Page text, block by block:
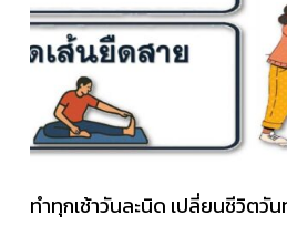
ทำทุกเช้าวันละนิด เปลี่ยนชีวิตวั